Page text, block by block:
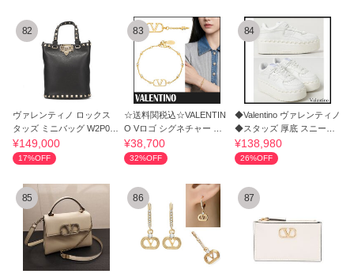
82
ヴァレンティノ ロックス
タッズ ミニバッグ W2P0W
31 ブラック
¥149,000
17%OFF
83
☆送料関税込☆VALENTIN
O Vロゴ シグネチャー ブ
レスレット☆
¥38,700
32%OFF
84
◆Valentino ヴァレンティノ
◆スタッズ 厚底 スニーカ
ー 白
¥138,980
26%OFF
85 86 87